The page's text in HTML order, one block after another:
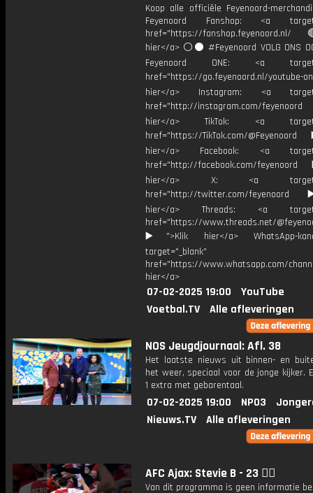
Koop alle officiële Feyenoord-
Feyenoord Fanshop: <a
href="https://
hier</a> ⚪️⚫ #Feyenoord VOLG ONS
Feyenoord ONE: <a
href="https://go.feyenoord.nl/youtube-
hier</a> Instagram: <a
href="http://instagram.com/
hier</a> TikTok: <a
href="https://TikTok.com/
hier</a> Facebook: <a
href="http://facebook.com/
hier</a> X: <a
href="http://twitter.com/
hier</a> Threads: <a
href="https://www.threads.net/
▶️">Klik hier</a> WhatsApp-
target="_blank"
href="https://www.whatsapp.com/
hier</a>
07-02-2025 19:00
YouTube
Voetbal.TV
Alle afleveringen
NOS Jeugdjournaal: Afl. 38
Het laatste nieuws uit binnen- en
het weer, speciaal voor de jonge kijker.
1 extra met gebarentaal.
07-02-2025 19:00 NPO3
Nieuws.TV
Alle afleveringen
AFC Ajax: Stevie B - 23 ❤️‍🔥
Van dit programma is geen informatie